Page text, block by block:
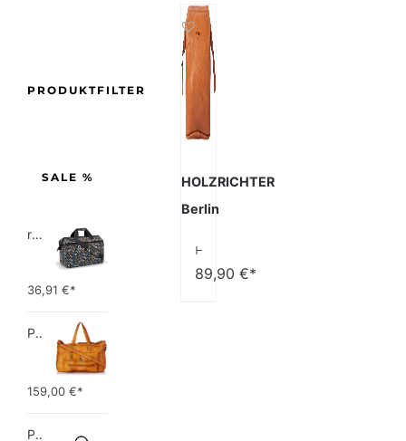
HOLZRICHTER
Berlin
89,90€*
PRODUKTFILTER
SALE %
reisenthel allrounder L pocket  Vielseitige Doktortasche für Reise, Arbeit und Freizeit  Mit praktischer Trolley…
36,91 €*
PIECES TOTALLY ROYAL LEATHER TRAVEL BAG 17055349 Damen Umhängetaschen ,1 Groesse (51 x 33 x 14,5 cm)
159,00 €*
Picard Unisex-Erwachsene Buddy Gepäck- Handgepäck